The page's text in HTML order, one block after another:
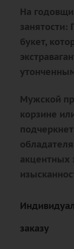
На
занятости:
букет,
Мужской
корзине
акцентных
заказу